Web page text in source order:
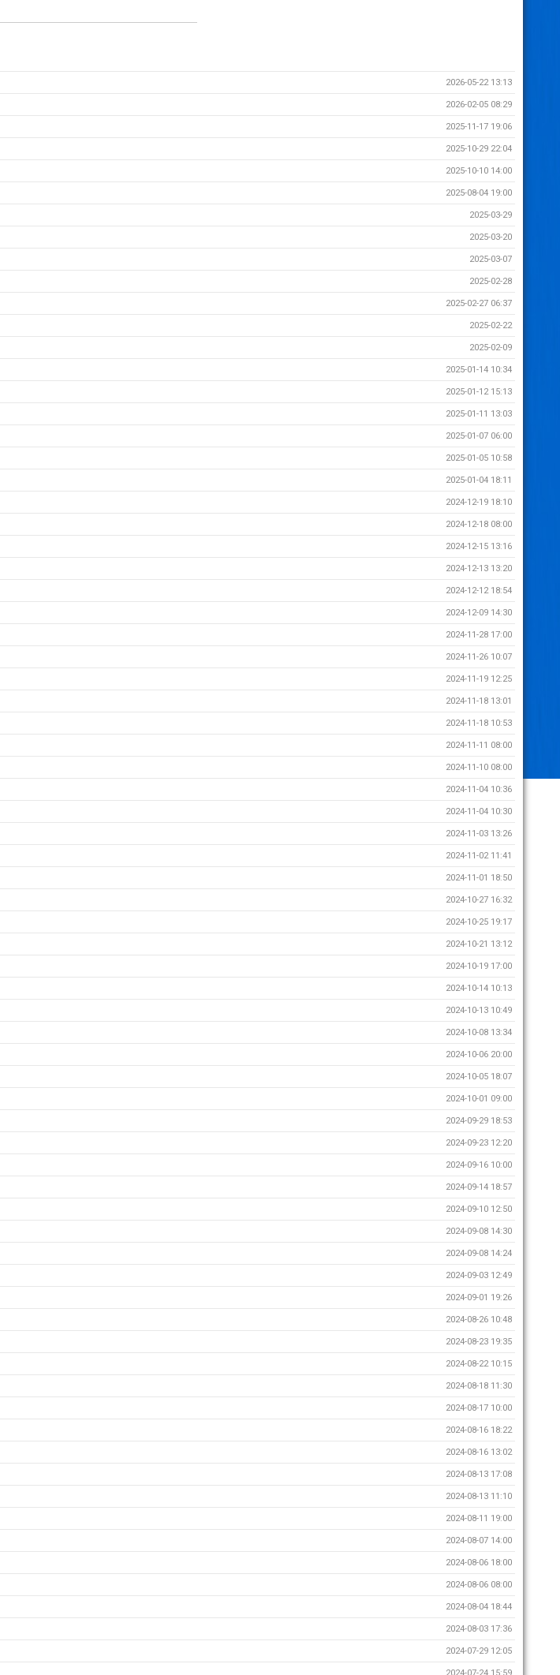
2026-05-22 13:13
2026-02-05 08:29
2025-11-17 19:06
2025-10-29 22:04
2025-10-10 14:00
2025-08-04 19:00
2025-03-29
2025-03-20
2025-03-07
2025-02-28
2025-02-27 06:37
2025-02-22
2025-02-09
2025-01-14 10:34
2025-01-12 15:13
2025-01-11 13:03
2025-01-07 06:00
2025-01-05 10:58
2025-01-04 18:11
2024-12-19 18:10
2024-12-18 08:00
2024-12-15 13:16
2024-12-13 13:20
2024-12-12 18:54
2024-12-09 14:30
2024-11-28 17:00
2024-11-26 10:07
2024-11-19 12:25
2024-11-18 13:01
2024-11-18 10:53
2024-11-11 08:00
2024-11-10 08:00
2024-11-04 10:36
2024-11-04 10:30
2024-11-03 13:26
2024-11-02 11:41
2024-11-01 18:50
2024-10-27 16:32
2024-10-25 19:17
2024-10-21 13:12
2024-10-19 17:00
2024-10-14 10:13
2024-10-13 10:49
2024-10-08 13:34
2024-10-06 20:00
2024-10-05 18:07
2024-10-01 09:00
2024-09-29 18:53
2024-09-23 12:20
2024-09-16 10:00
2024-09-14 18:57
2024-09-10 12:50
2024-09-08 14:30
2024-09-08 14:24
2024-09-03 12:49
2024-09-01 19:26
2024-08-26 10:48
2024-08-23 19:35
2024-08-22 10:15
2024-08-18 11:30
2024-08-17 10:00
2024-08-16 18:22
2024-08-16 13:02
2024-08-13 17:08
2024-08-13 11:10
2024-08-11 19:00
2024-08-07 14:00
2024-08-06 18:00
2024-08-06 08:00
2024-08-04 18:44
2024-08-03 17:36
2024-07-29 12:05